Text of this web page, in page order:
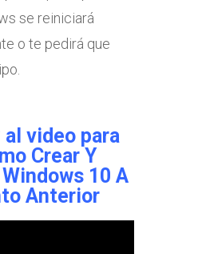
se reiniciará
o te pedirá que
al video para
Crear Y
10 A
Anterior